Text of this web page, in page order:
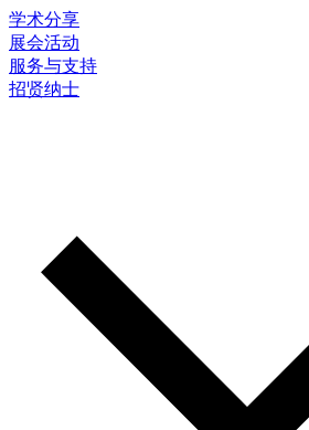
学术分享
展会活动
服务与支持
招贤纳士